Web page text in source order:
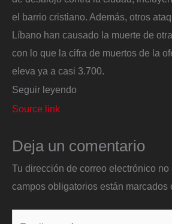
el barrio cristiano. Además, otros
Líbano han causado la muerte de
con lo que la cifra de muertos de la
eleva ya a casi 3.700.
Seguir leyendo
Source link
Deja un comentario
Tu dirección de correo electrónico
campos obligatorios están marcados